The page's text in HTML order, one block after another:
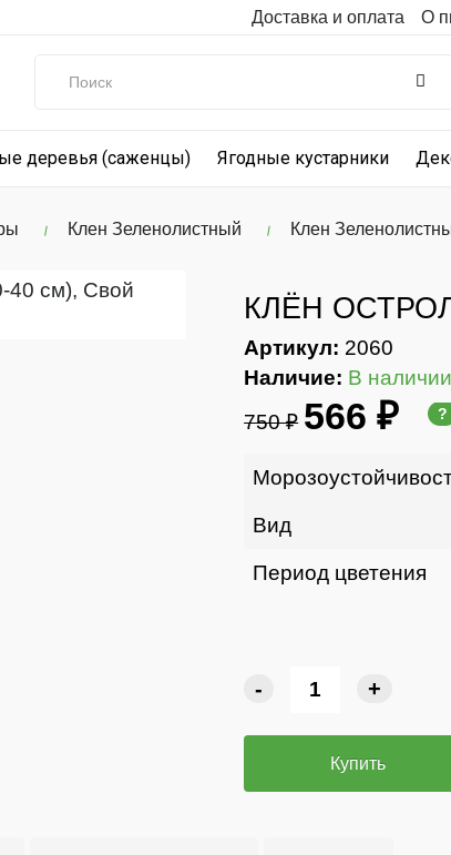
Доставка и оплата О
деревья (саженцы) Ягодные кустарники
Клен Зеленолистный Клен
КЛЁН
Артикул: 2060
Наличие: В наличии
750 ₽ 566 ₽ ?
Вид
Период цветения
- +
Купить